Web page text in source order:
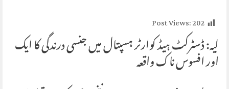
Post Views:202
لیہ: ڈسٹرکٹ ہیڈ کوارٹر ہسپتال میں جنسی درندگی کا ایک
اور افسوس ناک واقعہ